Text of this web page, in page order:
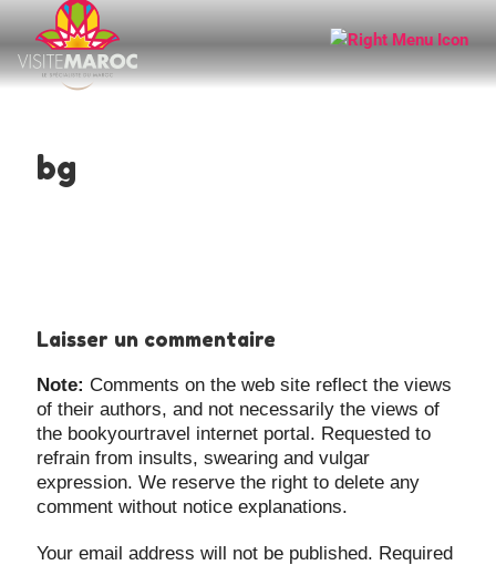
bg
Laisser un commentaire
Note: Comments on the web site reflect the views
of their authors, and not necessarily the views of
the bookyourtravel internet portal. Requested to
refrain from insults, swearing and vulgar
expression. We reserve the right to delete any
comment without notice explanations.
Your email address will not be published. Required